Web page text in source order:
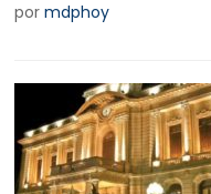
pormdphoy